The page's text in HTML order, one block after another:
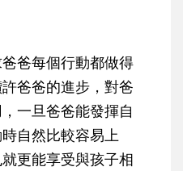
爸每個行動都做得
爸爸的進步，對爸
一旦爸爸能發揮自
自然比較容易上
更能享受與孩子相